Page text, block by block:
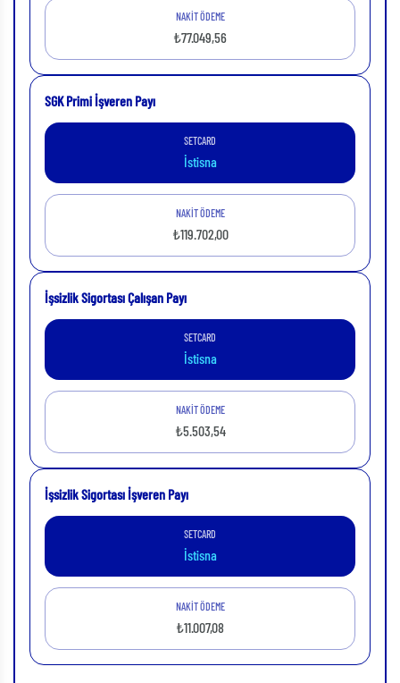
NAKİT ÖDEME
₺77.049,56
SGK Primi İşveren Payı
SETCARD
İstisna
NAKİT ÖDEME
₺119.702,00
İşsizlik Sigortası Çalışan Payı
SETCARD
İstisna
NAKİT ÖDEME
₺5.503,54
İşsizlik Sigortası İşveren Payı
SETCARD
İstisna
NAKİT ÖDEME
₺11.007,08